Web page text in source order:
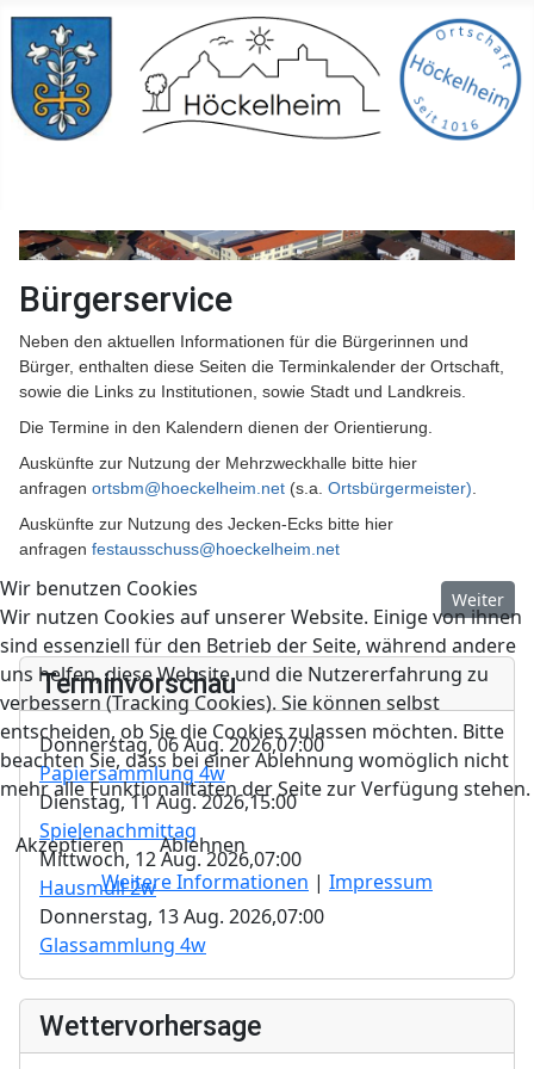
Bürgerservice
Neben den aktuellen Informationen für die Bürgerinnen und
Bürger, enthalten diese Seiten die Terminkalender der Ortschaft,
sowie die Links zu Institutionen, sowie Stadt und Landkreis.
Die Termine in den Kalendern dienen der Orientierung.
Auskünfte zur Nutzung der Mehrzweckhalle bitte hier
anfragen ortsbm@hoeckelheim.net (s.a. Ortsbürgermeister)
Auskünfte zur Nutzung des Jecken-Ecks bitte hier
anfragen festausschuss@hoeckelheim.net
Nächster
Weiter
Terminvorschau
Donnerstag, 06 Aug. 2026,07:00
Papiersammlung 4w
Dienstag, 11 Aug. 2026,15:00
Spielenachmittag
Mittwoch, 12 Aug. 2026,07:00
Hausmüll 2w
Donnerstag, 13 Aug. 2026,07:00
Glassammlung 4w
Wettervorhersage
Wir benutzen Cookies
Wir nutzen Cookies auf unserer Website. Einige von ihnen
sind essenziell für den Betrieb der Seite, während andere
uns helfen, diese Website und die Nutzererfahrung zu
verbessern (Tracking Cookies). Sie können selbst
entscheiden, ob Sie die Cookies zulassen möchten. Bitte
beachten Sie, dass bei einer Ablehnung womöglich nicht
mehr alle Funktionalitäten der Seite zur Verfügung stehen.
Akzeptieren
Ablehnen
Weitere Informationen | Impressum